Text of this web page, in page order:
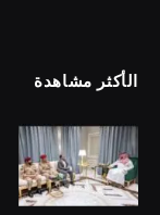
الأكثر مشاهدة